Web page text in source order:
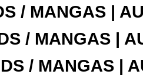
/ MANGAS |
/ MANGAS |
/ MANGAS |